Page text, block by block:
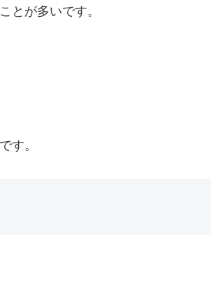
とが多いです。
す。